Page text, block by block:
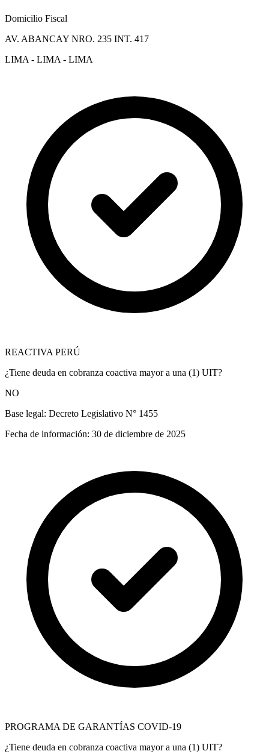
Domicilio Fiscal
AV. ABANCAY NRO. 235 INT. 417
LIMA - LIMA - LIMA
REACTIVA PERÚ
¿Tiene deuda en cobranza coactiva mayor a una (1) UIT?
NO
Base legal: Decreto Legislativo N° 1455
Fecha de información: 30 de diciembre de 2025
PROGRAMA DE GARANTÍAS COVID-19
¿Tiene deuda en cobranza coactiva mayor a una (1) UIT?